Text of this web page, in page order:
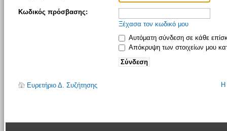
Κωδικός πρόσβασης:
Ξέχασα τον κωδικό μου
Αυτόματη σύνδεση σε κάθε
Απόκρυψη των στοιχείων μου
Ευρετήριο Δ. Συζήτησης Η